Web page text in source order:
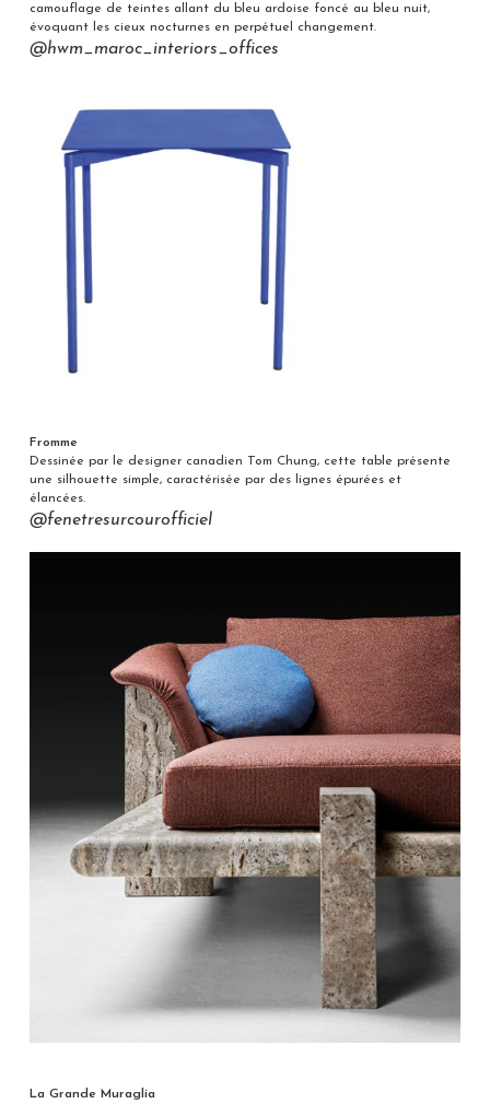
camouflage de teintes allant du bleu ardoise foncé au bleu nuit,
évoquant les cieux nocturnes en perpétuel changement.
@hwm_maroc_interiors_offices
Fromme
Dessinée par le designer canadien Tom Chung, cette table présente
une silhouette simple, caractérisée par des lignes épurées et
élancées.
@fenetresurcourofficiel
La Grande Muraglia